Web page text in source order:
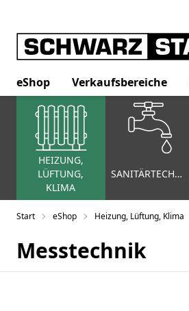
eShop Verkaufsbereiche
HEIZUNG,
LÜFTUNG,
KLIMA
SANITÄRTECHNIK
Start eShop Heizung, Lüftung, Klima
Messtechnik